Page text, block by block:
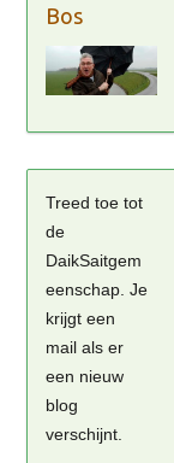
Bos
Treed toe tot
de
DaikSaitgem
eenschap. Je
krijgt een
mail als er
een nieuw
blog
verschijnt.